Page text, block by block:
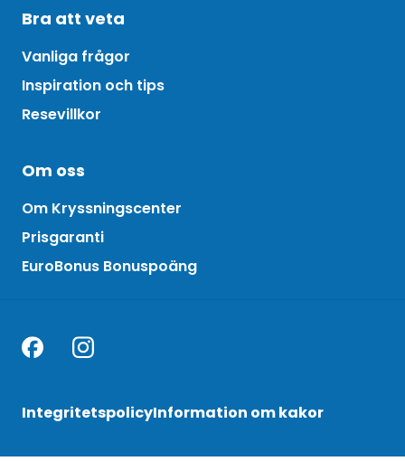
Bra att veta
Vanliga frågor
Inspiration och tips
Resevillkor
Om oss
Om Kryssningscenter
Prisgaranti
EuroBonus Bonuspoäng
IntegritetspolicyInformation om kakor